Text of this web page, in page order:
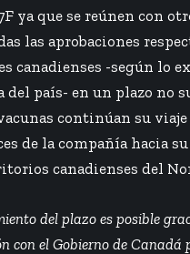
ya que se reúnen con
las aprobaciones
canadienses -según lo
país- en un plazo no
continúan su
de la compañía hacia
canadienses del
del plazo es posible
con el Gobierno de